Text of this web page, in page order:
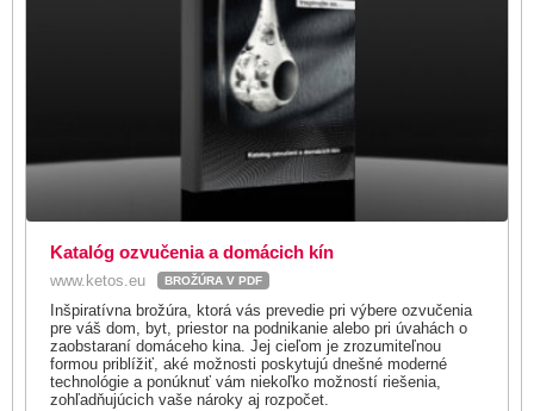
Katalóg ozvučenia a domácich kín
www.ketos.eu BROŽÚRA V PDF
Inšpiratívna brožúra, ktorá vás prevedie pri výbere ozvučenia
pre váš dom, byt, priestor na podnikanie alebo pri úvahách o
zaobstaraní domáceho kina. Jej cieľom je zrozumiteľnou
formou priblížiť, aké možnosti poskytujú dnešné moderné
technológie a ponúknuť vám niekoľko možností riešenia,
zohľadňujúcich vaše nároky aj rozpočet.